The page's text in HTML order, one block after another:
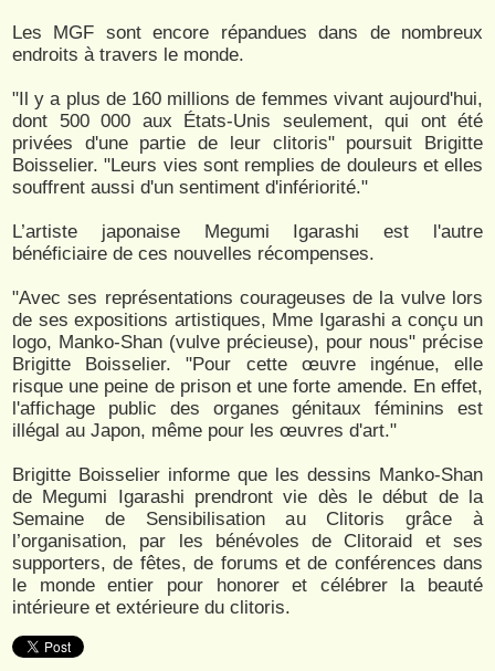
Les MGF sont encore répandues dans de nombreux
endroits à travers le monde.
"Il y a plus de 160 millions de femmes vivant aujourd'hui,
dont 500 000 aux États-Unis seulement, qui ont été
privées d'une partie de leur clitoris" poursuit Brigitte
Boisselier. "Leurs vies sont remplies de douleurs et elles
souffrent aussi d'un sentiment d'infériorité."
L’artiste japonaise Megumi Igarashi est l'autre
bénéficiaire de ces nouvelles récompenses.
"Avec ses représentations courageuses de la vulve lors
de ses expositions artistiques, Mme Igarashi a conçu un
logo, Manko-Shan (vulve précieuse), pour nous" précise
Brigitte Boisselier. "Pour cette œuvre ingénue, elle
risque une peine de prison et une forte amende. En effet,
l'affichage public des organes génitaux féminins est
illégal au Japon, même pour les œuvres d'art."
Brigitte Boisselier informe que les dessins Manko-Shan
de Megumi Igarashi prendront vie dès le début de la
Semaine de Sensibilisation au Clitoris grâce à
l’organisation, par les bénévoles de Clitoraid et ses
supporters, de fêtes, de forums et de conférences dans
le monde entier pour honorer et célébrer la beauté
intérieure et extérieure du clitoris.